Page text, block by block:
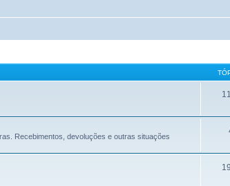
Recebimentos, devoluções e outras situações